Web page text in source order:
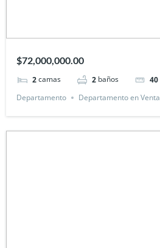
$72,000,000.00
2camas 2 baños 40
Departamento
Departamento en Venta